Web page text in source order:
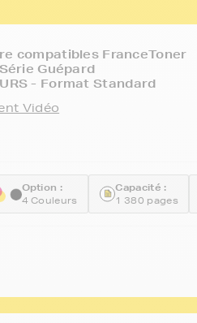
compatibles FranceToner
Guépard
- Format Standard
Vidéo
Option :
4 Couleurs
Capacité :
1 380 pages